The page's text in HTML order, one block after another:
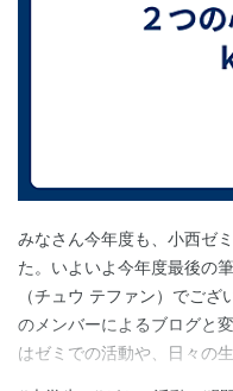
みなさん今年度も、小西ゼ
た。いよいよ今年度最後の
（チュウ テファン）でご
のメンバーによるブログと
はゼミでの活動や、日々の